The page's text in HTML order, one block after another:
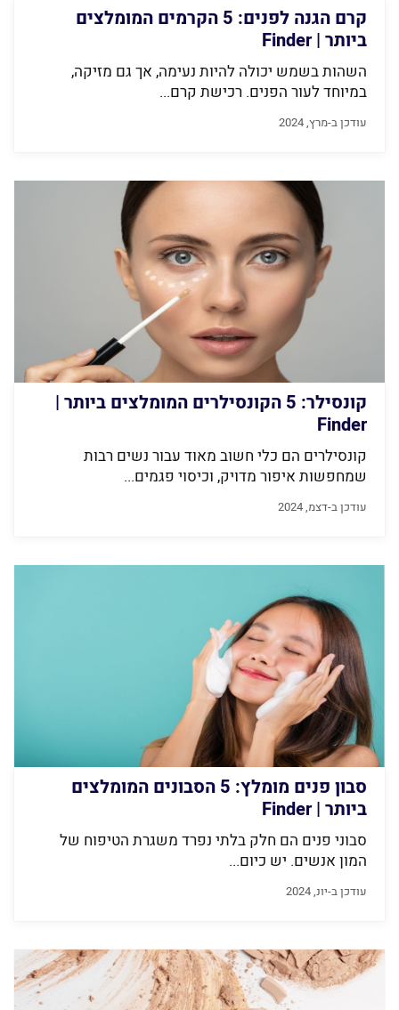
קרם הגנה לפנים: 5 הקרמים המומלצים
ביותר | Finder
השהות בשמש יכולה להיות נעימה, אך גם מזיקה,
במיוחד לעור הפנים. רכישת קרם...
עודכן ב-מרץ, 2024
קונסילר: 5 הקונסילרים המומלצים ביותר |
Finder
קונסילרים הם כלי חשוב מאוד עבור נשים רבות
שמחפשות איפור מדויק, וכיסוי פגמים...
עודכן ב-דצמ, 2024
סבון פנים מומלץ: 5 הסבונים המומלצים
ביותר | Finder
סבוני פנים הם חלק בלתי נפרד משגרת הטיפוח של
המון אנשים. יש כיום...
עודכן ב-יונ, 2024